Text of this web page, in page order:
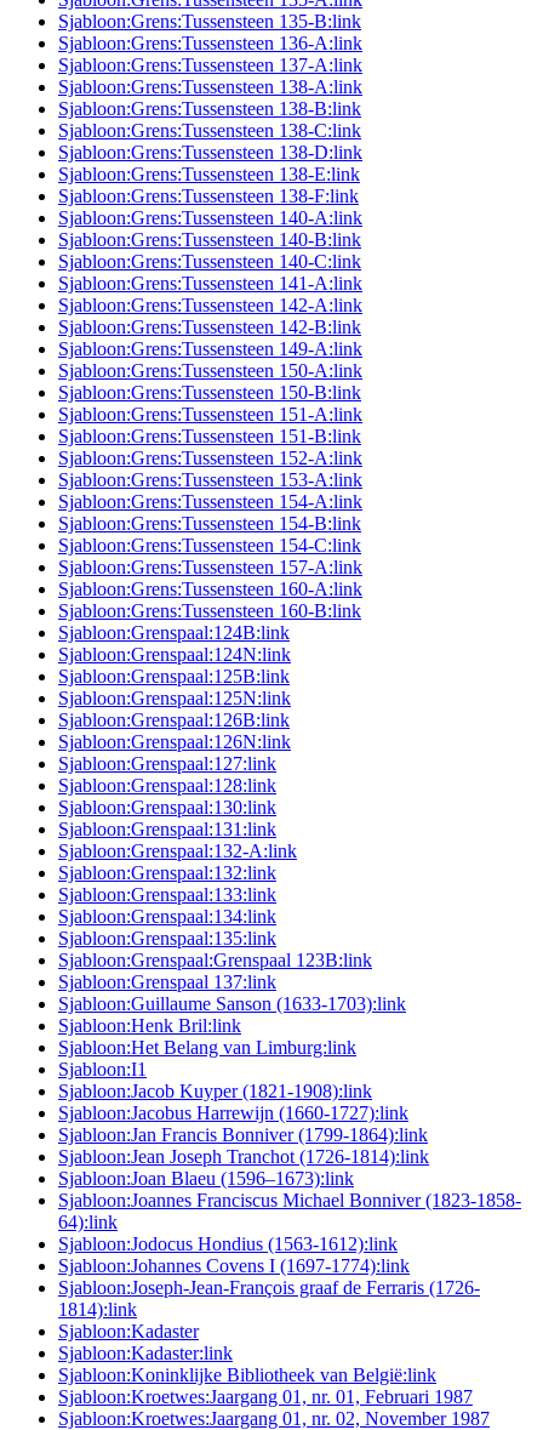
Sjabloon:Grens:Tussensteen 135-B:link
Sjabloon:Grens:Tussensteen 136-A:link
Sjabloon:Grens:Tussensteen 137-A:link
Sjabloon:Grens:Tussensteen 138-A:link
Sjabloon:Grens:Tussensteen 138-B:link
Sjabloon:Grens:Tussensteen 138-C:link
Sjabloon:Grens:Tussensteen 138-D:link
Sjabloon:Grens:Tussensteen 138-E:link
Sjabloon:Grens:Tussensteen 138-F:link
Sjabloon:Grens:Tussensteen 140-A:link
Sjabloon:Grens:Tussensteen 140-B:link
Sjabloon:Grens:Tussensteen 140-C:link
Sjabloon:Grens:Tussensteen 141-A:link
Sjabloon:Grens:Tussensteen 142-A:link
Sjabloon:Grens:Tussensteen 142-B:link
Sjabloon:Grens:Tussensteen 149-A:link
Sjabloon:Grens:Tussensteen 150-A:link
Sjabloon:Grens:Tussensteen 150-B:link
Sjabloon:Grens:Tussensteen 151-A:link
Sjabloon:Grens:Tussensteen 151-B:link
Sjabloon:Grens:Tussensteen 152-A:link
Sjabloon:Grens:Tussensteen 153-A:link
Sjabloon:Grens:Tussensteen 154-A:link
Sjabloon:Grens:Tussensteen 154-B:link
Sjabloon:Grens:Tussensteen 154-C:link
Sjabloon:Grens:Tussensteen 157-A:link
Sjabloon:Grens:Tussensteen 160-A:link
Sjabloon:Grens:Tussensteen 160-B:link
Sjabloon:Grenspaal:124B:link
Sjabloon:Grenspaal:124N:link
Sjabloon:Grenspaal:125B:link
Sjabloon:Grenspaal:125N:link
Sjabloon:Grenspaal:126B:link
Sjabloon:Grenspaal:126N:link
Sjabloon:Grenspaal:127:link
Sjabloon:Grenspaal:128:link
Sjabloon:Grenspaal:130:link
Sjabloon:Grenspaal:131:link
Sjabloon:Grenspaal:132-A:link
Sjabloon:Grenspaal:132:link
Sjabloon:Grenspaal:133:link
Sjabloon:Grenspaal:134:link
Sjabloon:Grenspaal:135:link
Sjabloon:Grenspaal:Grenspaal 123B:link
Sjabloon:Grenspaal 137:link
Sjabloon:Guillaume Sanson (1633-1703):link
Sjabloon:Henk Bril:link
Sjabloon:Het Belang van Limburg:link
Sjabloon:I1
Sjabloon:Jacob Kuyper (1821-1908):link
Sjabloon:Jacobus Harrewijn (1660-1727):link
Sjabloon:Jan Francis Bonniver (1799-1864):link
Sjabloon:Jean Joseph Tranchot (1726-1814):link
Sjabloon:Joan Blaeu (1596–1673):link
Sjabloon:Joannes Franciscus Michael Bonniver (1823-1858-
64):link
Sjabloon:Jodocus Hondius (1563-1612):link
Sjabloon:Johannes Covens I (1697-1774):link
Sjabloon:Joseph-Jean-François graaf de Ferraris (1726-
1814):link
Sjabloon:Kadaster
Sjabloon:Kadaster:link
Sjabloon:Koninklijke Bibliotheek van België:link
Sjabloon:Kroetwes:Jaargang 01, nr. 01, Februari 1987
Sjabloon:Kroetwes:Jaargang 01, nr. 02, November 1987